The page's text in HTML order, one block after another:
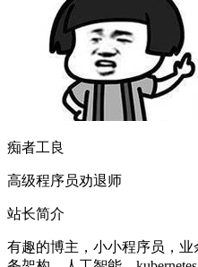
痴者工良
高级程序员劝退师
站长简介
有趣的博主，小小程序员，